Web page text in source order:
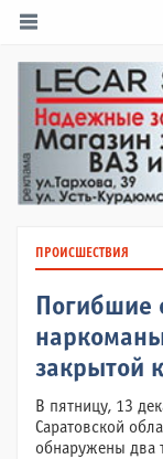
ПРОИСШЕСТВИЯ
Погибшие
закрытой
В пятницу, 13
Саратовской
обнаружены два